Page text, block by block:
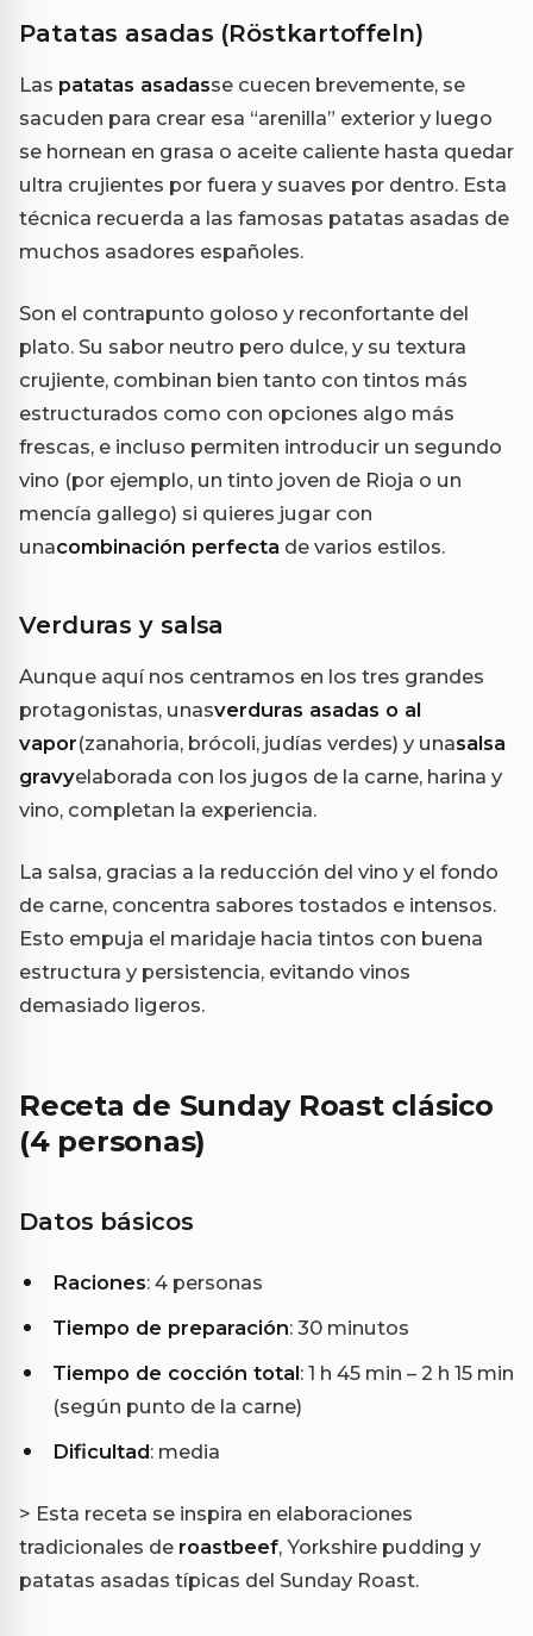
Patatas asadas (Röstkartoffeln)
Las patatas asadasse cuecen brevemente, se
sacuden para crear esa “arenilla” exterior y luego
se hornean en grasa o aceite caliente hasta quedar
ultra crujientes por fuera y suaves por dentro. Esta
técnica recuerda a las famosas patatas asadas de
muchos asadores españoles.
Son el contrapunto goloso y reconfortante del
plato. Su sabor neutro pero dulce, y su textura
crujiente, combinan bien tanto con tintos más
estructurados como con opciones algo más
frescas, e incluso permiten introducir un segundo
vino (por ejemplo, un tinto joven de Rioja o un
mencía gallego) si quieres jugar con
unacombinación perfecta de varios estilos.
Verduras y salsa
Aunque aquí nos centramos en los tres grandes
protagonistas, unasverduras asadas o al
vapor(zanahoria, brócoli, judías verdes) y unasalsa
gravyelaborada con los jugos de la carne, harina y
vino, completan la experiencia.
La salsa, gracias a la reducción del vino y el fondo
de carne, concentra sabores tostados e intensos.
Esto empuja el maridaje hacia tintos con buena
estructura y persistencia, evitando vinos
demasiado ligeros.
Receta de Sunday Roast clásico
(4 personas)
Datos básicos
Raciones: 4 personas
Tiempo de preparación: 30 minutos
Tiempo de cocción total: 1 h 45 min – 2 h 15 min
(según punto de la carne)
Dificultad: media
> Esta receta se inspira en elaboraciones
tradicionales de roastbeef, Yorkshire pudding y
patatas asadas típicas del Sunday Roast.